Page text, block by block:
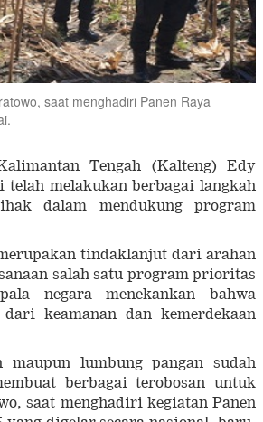
saat menghadiri Panen Raya
Tengah (Kalteng) Edy
melakukan berbagai langkah
dalam mendukung program
tindaklanjut dari arahan
salah satu program prioritas
negara menekankan bahwa
keamanan dan kemerdekaan
lumbung pangan sudah
berbagai terobosan untuk
saat menghadiri kegiatan Panen